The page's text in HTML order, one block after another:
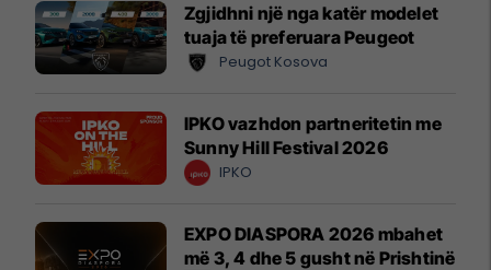
Zgjidhni një nga katër modelet
tuaja të preferuara Peugeot
Peugot Kosova
IPKO vazhdon partneritetin me
Sunny Hill Festival 2026
IPKO
EXPO DIASPORA 2026 mbahet
më 3, 4 dhe 5 gusht në Prishtinë